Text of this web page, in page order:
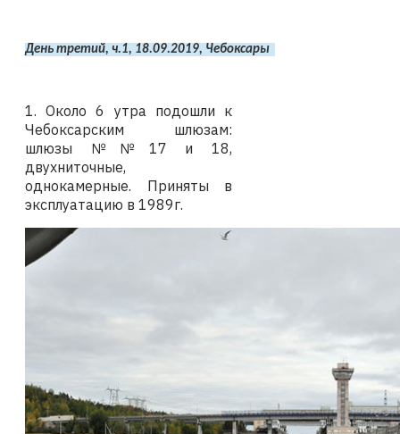
День третий, ч.1, 18.09.2019, Чебоксары
1. Около 6 утра подошли к
Чебоксарским шлюзам:
шлюзы №№17 и 18,
двухниточные,
однокамерные. Приняты в
эксплуатацию в 1989г.